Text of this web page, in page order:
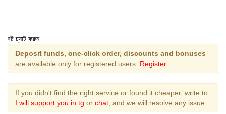
Deposit funds, one-click order, discounts and bonuses
are available only for registered users.Register.
If you didn't find the right service or found it cheaper, write to
I will support you in tgor chat, and we will resolve any issue.